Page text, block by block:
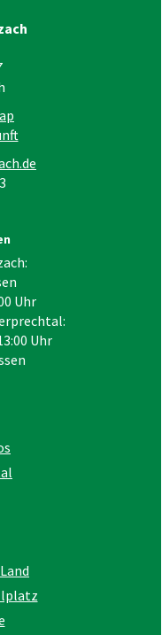
Uhr
Uhr